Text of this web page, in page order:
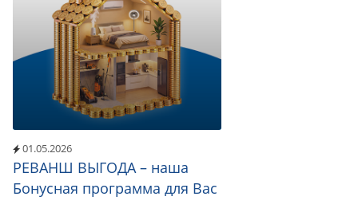
01.05.2026
РЕВАНШ ВЫГОДА – наша
Бонусная программа для Вас